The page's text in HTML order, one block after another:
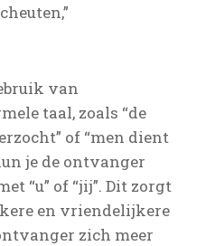
van
taal, zoals “de
of “men dient
je de ontvanger
“u” of “jij”. Dit zorgt
en vriendelijkere
zich meer